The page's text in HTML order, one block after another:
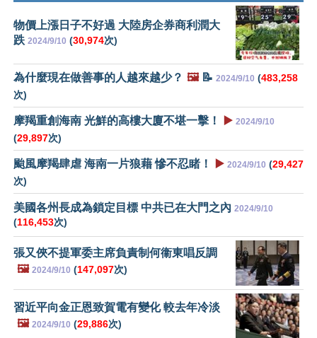
物價上漲日子不好過 大陸房企券商利潤大
跌 2024/9/10 (30,974次)
為什麼現在做善事的人越來越少？ 🖼️📝 2024/9/10 (483,258
次)
摩羯重創海南 光鮮的高樓大廈不堪一擊！ ▶️ 2024/9/10
(29,897次)
颱風摩羯肆虐 海南一片狼藉 慘不忍睹！ ▶️ 2024/9/10 (29,427
次)
美國各州長成為鎖定目標 中共已在大門之內 2024/9/10
(116,453次)
張又俠不提軍委主席負責制何衞東唱反調
🖼️ 2024/9/10 (147,097次)
習近平向金正恩致賀電有變化 較去年冷淡
🖼️ 2024/9/10 (29,886次)